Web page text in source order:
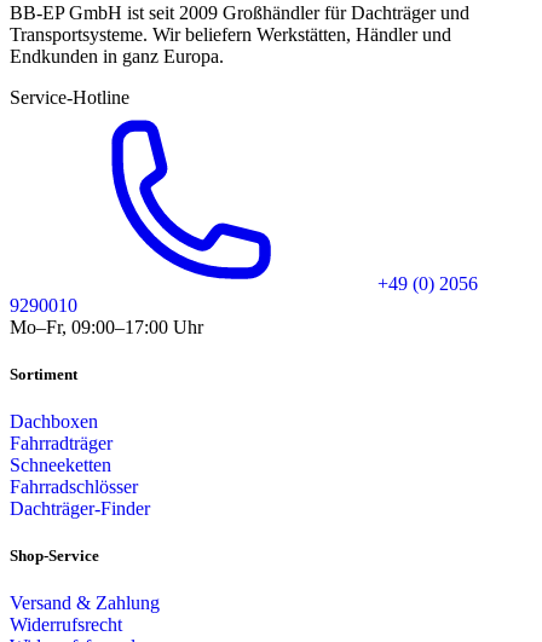
BB-EP GmbH ist seit 2009 Großhändler für Dachträger und
Transportsysteme. Wir beliefern Werkstätten, Händler und
Endkunden in ganz Europa.
Service-Hotline
+49 (0) 2056
9290010
Mo–Fr, 09:00–17:00 Uhr
Sortiment
Dachboxen
Fahrradträger
Schneeketten
Fahrradschlösser
Dachträger-Finder
Shop-Service
Versand & Zahlung
Widerrufsrecht